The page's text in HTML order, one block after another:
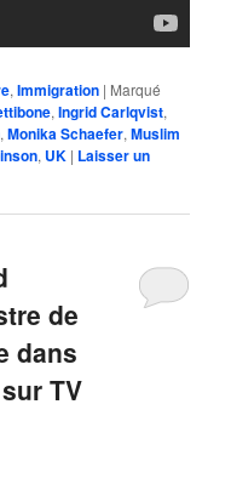
,Immigration | Marqué
,Ingrid Carlqvist,
,Monika Schaefer,Muslim
, UK | Laisser un
de
dans
TV